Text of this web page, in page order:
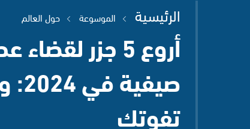
الرئيسية الموسوعة حول العالم
أروع 5 جزر
تفوتك